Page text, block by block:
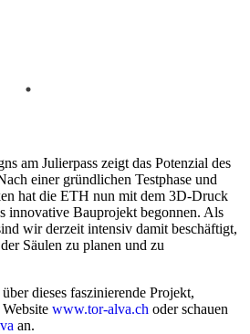
am Julierpass zeigt das Potenzial des
einer gründlichen Testphase und
hat die ETH nun mit dem 3D-Druck
innovative Bauprojekt begonnen. Als
wir derzeit intensiv damit beschäftigt,
Säulen zu planen und zu
dieses faszinierende Projekt,
www.tor-alva.ch oder schauen
an.